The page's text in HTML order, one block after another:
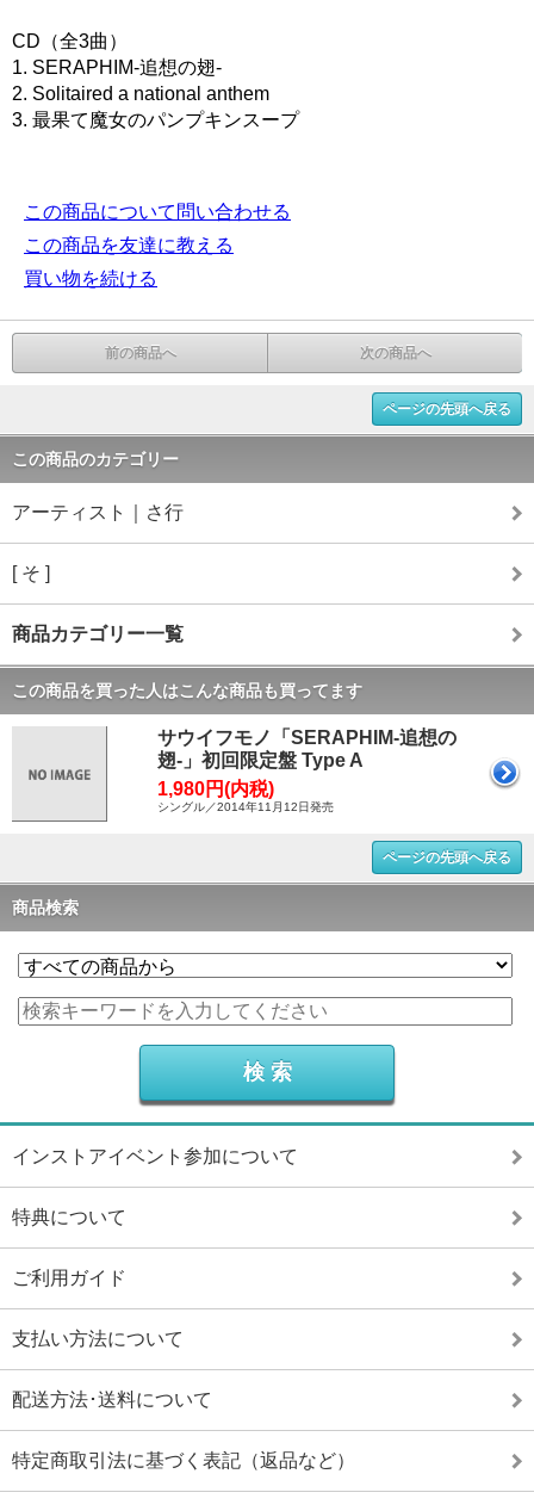
CD（全3曲）
1. SERAPHIM-追想の翅-
2. Solitaired a national anthem
3. 最果て魔女のパンプキンスープ
この商品について問い合わせる
この商品を友達に教える
買い物を続ける
前の商品へ 次の商品へ
ページの先頭へ戻る
この商品のカテゴリー
アーティスト｜さ行
[ そ ]
商品カテゴリー一覧
この商品を買った人はこんな商品も買ってます
サウイフモノ「SERAPHIM-追想の
翅‐」初回限定盤 Type A
1,980円(内税)
シングル／2014年11月12日発売
ページの先頭へ戻る
商品検索
インストアイベント参加について
特典について
ご利用ガイド
支払い方法について
配送方法･送料について
特定商取引法に基づく表記（返品など）